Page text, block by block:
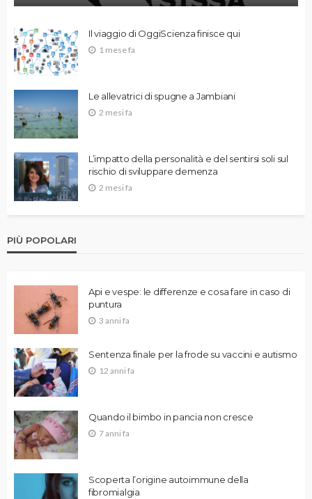
Il viaggio di OggiScienza finisce qui
1 mese fa
Le allevatrici di spugne a Jambiani
2 mesi fa
L’impatto della personalità e del sentirsi soli sul
rischio di sviluppare demenza
2 mesi fa
PIÙ POPOLARI
Api e vespe: le differenze e cosa fare in caso di
puntura
3 anni fa
Sentenza finale per la frode su vaccini e autismo
12 anni fa
Quando il bimbo in pancia non cresce
7 anni fa
Scoperta l’origine autoimmune della
fibromialgia